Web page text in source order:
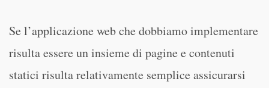
Se l’applicazione web che dobbiamo implementare
risulta essere un insieme di pagine e contenuti
statici risulta relativamente semplice assicurarsi